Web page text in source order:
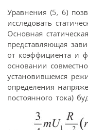
Уравнения (5, 6)
исследовать
Основная
представляющая
от коэффициента и
основании
установившемся
определения
постоянного тока)